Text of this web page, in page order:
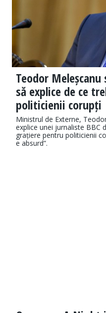
Teodor
să explice de ce
politicienii corupți
Ministrul de Externe,
explice unei jurnaliste BBC
grațiere pentru politicienii
e absurd”.